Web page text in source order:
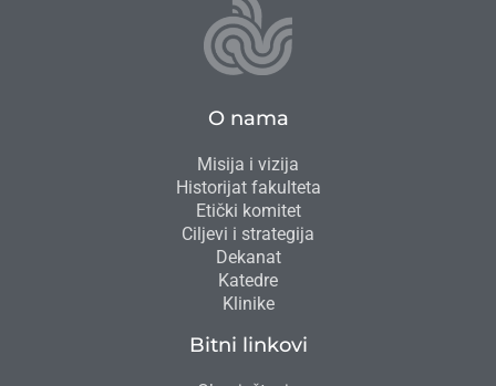
O nama
Misija i vizija
Historijat fakulteta
Etički komitet
Ciljevi i strategija
Dekanat
Katedre
Klinike
Bitni linkovi